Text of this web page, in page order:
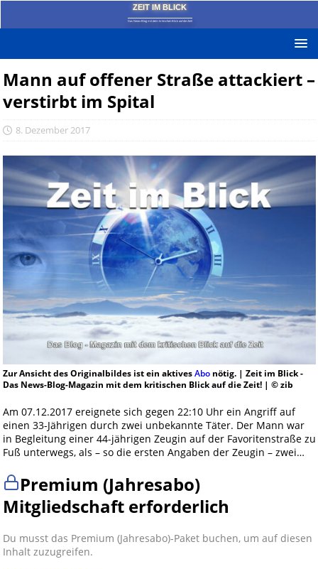
ZEIT IM BLICK
Das News-Blog mit dem kritischen Blick auf die Zeit!
Mann auf offener Straße attackiert –
verstirbt im Spital
8. Dezember 2017
Zur Ansicht des Originalbildes ist ein aktivesAbonötig. | Zeit im Blick -
Das News-Blog-Magazin mit dem kritischen Blick auf die Zeit! | © zib
Am 07.12.2017 ereignete sich gegen 22:10 Uhr ein Angriff auf
einen 33-Jährigen durch zwei unbekannte Täter. Der Mann war
in Begleitung einer 44-jährigen Zeugin auf der Favoritenstraße zu
Fuß unterwegs, als – so die ersten Angaben der Zeugin – zwei…
Premium (Jahresabo)
Mitgliedschaft erforderlich
Du musst das Premium (Jahresabo)-Paket buchen, um auf diesen
Inhalt zuzugreifen.